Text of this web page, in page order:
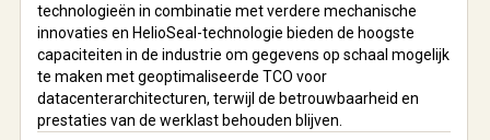
technologieën in combinatie met verdere mechanische
innovaties en HelioSeal-technologie bieden de hoogste
capaciteiten in de industrie om gegevens op schaal mogelijk
te maken met geoptimaliseerde TCO voor
datacenterarchitecturen, terwijl de betrouwbaarheid en
prestaties van de werklast behouden blijven.